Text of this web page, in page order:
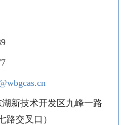
新技术开发区九峰一路
路交叉口）